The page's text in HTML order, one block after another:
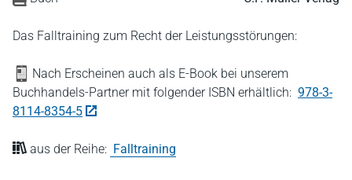
Das Falltraining zum Recht der Leistungsstörungen:
Nach Erscheinen auch als E-Book bei unserem
Buchhandels-Partner mit folgender ISBN erhältlich: 978-3-
8114-8354-5
aus der Reihe: Falltraining